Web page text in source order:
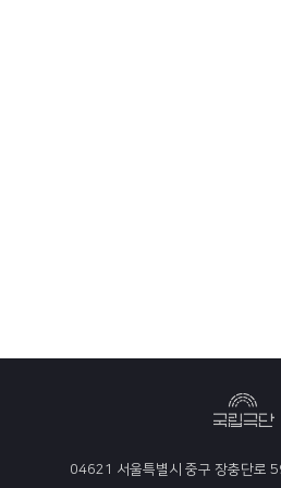
04621 서울특별시 중구 장충단로